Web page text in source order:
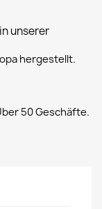
unserer
hergestellt.
50 Geschäfte.